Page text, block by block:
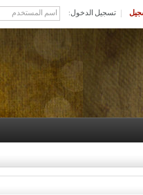
تسجيل الدخول: